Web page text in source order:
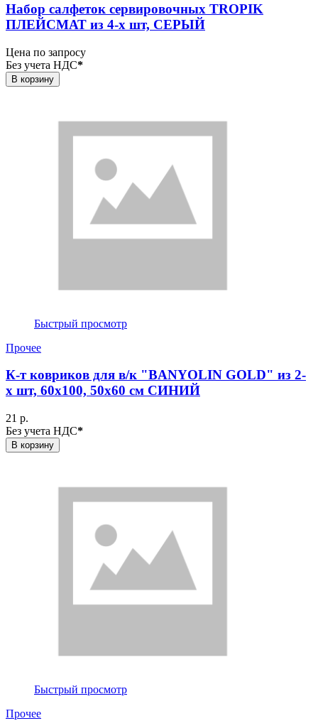
Набор салфеток сервировочных TROPIK
ПЛЕЙСМАТ из 4-х шт, СЕРЫЙ
Цена по запросу
Без учета НДС*
В корзину
Быстрый просмотр
Прочее
К-т ковриков для в/к "BANYOLIN GOLD" из 2-
х шт, 60х100, 50х60 см СИНИЙ
21 р.
Без учета НДС*
В корзину
Быстрый просмотр
Прочее